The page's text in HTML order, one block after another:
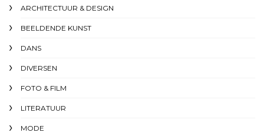
ARCHITECTUUR & DESIGN
BEELDENDE KUNST
DANS
DIVERSEN
FOTO & FILM
LITERATUUR
MODE